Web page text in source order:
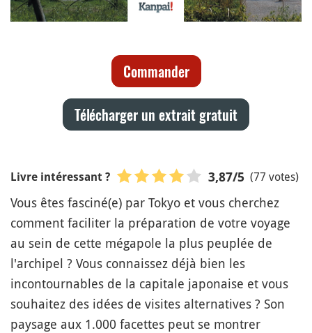
Commander
Télécharger un extrait gratuit
Livre intéressant ? 3,87/5 (77 votes)
Vous êtes fasciné(e) par Tokyo et vous cherchez
comment faciliter la préparation de votre voyage
au sein de cette mégapole la plus peuplée de
l'archipel ? Vous connaissez déjà bien les
incontournables de la capitale japonaise et vous
souhaitez des idées de visites alternatives ? Son
paysage aux 1.000 facettes peut se montrer